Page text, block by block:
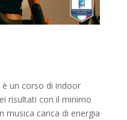
è un corso di indoor
risultati con il minimo
musica carica di energia